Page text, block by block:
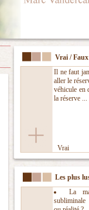
Vrai / Faux
Il ne faut
aller le
véhicule en
la réserve ...
Vrai
Les plus
La